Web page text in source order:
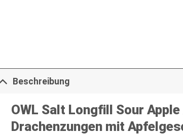
Beschreibung
OWL Salt Longfill Sour
Drachenzungen mit